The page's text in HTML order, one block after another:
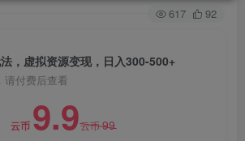
617 92
，虚拟资源变现，日入300-500+
请付费后查看
云币 9.9云币99